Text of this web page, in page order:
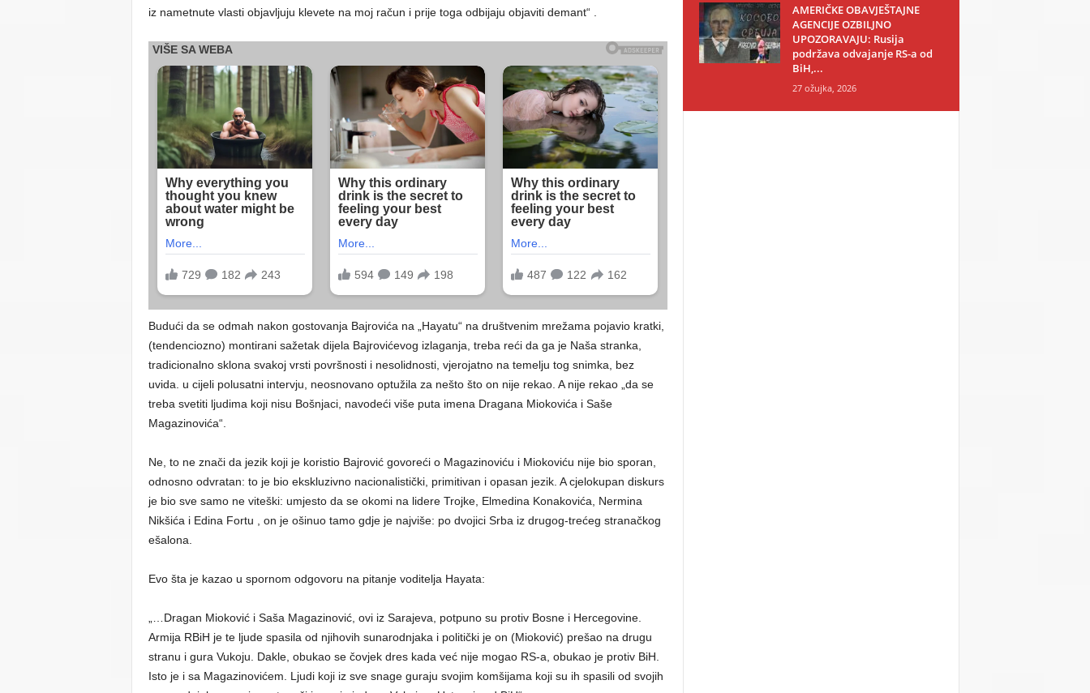
iz nametnute vlasti objavljuju klevete na moj račun i prije toga odbijaju objaviti demant“ .
Budući da se odmah nakon gostovanja Bajrovića na „Hayatu“ na društvenim mrežama pojavio kratki,
(tendenciozno) montirani sažetak dijela Bajrovićevog izlaganja, treba reći da ga je Naša stranka,
tradicionalno sklona svakoj vrsti površnosti i nesolidnosti, vjerojatno na temelju tog snimka, bez
uvida. u cijeli polusatni intervju, neosnovano optužila za nešto što on nije rekao. A nije rekao „da se
treba svetiti ljudima koji nisu Bošnjaci, navodeći više puta imena Dragana Miokovića i Saše
Magazinovića“.
Ne, to ne znači da jezik koji je koristio Bajrović govoreći o Magazinoviću i Miokoviću nije bio sporan,
odnosno odvratan: to je bio ekskluzivno nacionalistički, primitivan i opasan jezik. A cjelokupan diskurs
je bio sve samo ne viteški: umjesto da se okomi na lidere Trojke, Elmedina Konakovića, Nermina
Nikšića i Edina Fortu , on je ošinuo tamo gdje je najviše: po dvojici Srba iz drugog-trećeg stranačkog
ešalona.
Evo šta je kazao u spornom odgovoru na pitanje voditelja Hayata:
„…Dragan Mioković i Saša Magazinović, ovi iz Sarajeva, potpuno su protiv Bosne i Hercegovine.
Armija RBiH je te ljude spasila od njihovih sunarodnjaka i politički je on (Mioković) prešao na drugu
stranu i gura Vukoju. Dakle, obukao se čovjek dres kada već nije mogao RS-a, obukao je protiv BiH.
Isto je i sa Magazinovićem. Ljudi koji iz sve snage guraju svojim komšijama koji su ih spasili od svojih
AMERIČKE OBAVJEŠTAJNE
AGENCIJE OZBILJNO
UPOZORAVAJU: Rusija
podržava odvajanje RS-a od
BiH,...
27 ožujka, 2026